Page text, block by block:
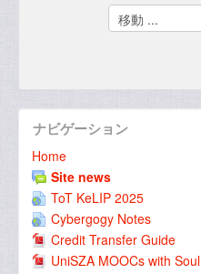
移
動
ナビゲーション
Home
Site news
ToT KeLIP 2025
Cybergogy Notes
Credit Transfer Guide
UniSZA MOOCs with Soul